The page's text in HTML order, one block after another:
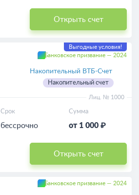
Открыть счет
Выгодные условия!
Банковское призвание — 2024
Накопительный ВТБ-Счет
Накопительный счет
Лиц. № 1000
Срок
бессрочно
Сумма
от 1 000 ₽
Открыть счет
Банковское призвание — 2024